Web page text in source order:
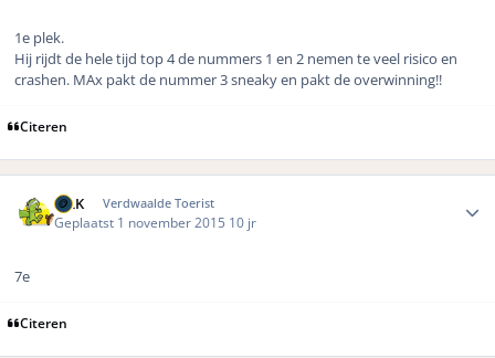
1e plek.
Hij rijdt de hele tijd top 4 de nummers 1 en 2 nemen te veel risico en
crashen. MAx pakt de nummer 3 sneaky en pakt de overwinning!!
Citeren
MLK Verdwaalde Toerist
Geplaatst 1 november 2015 10 jr
7e
Citeren